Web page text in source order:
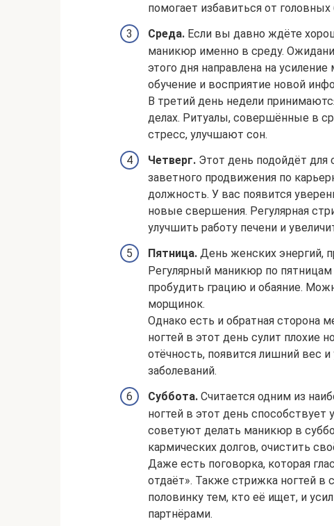
помогает избавиться от
Среда. Если вы давно ждёте
маникюр именно в среду.
этого дня направлена на
обучение и восприятие новой
В третий день недели
делах. Ритуалы, совершённые в
стресс, улучшают сон.
Четверг. Этот день подойдёт для
заветного продвижения по
должность. У вас появится
новые свершения. Регулярная
улучшить работу печени и
Пятница. День женских энергий,
Регулярный маникюр по
пробудить грацию и обаяние.
морщинок.
Однако есть и обратная сторона
ногтей в этот день сулит плохие
отёчность, появится лишний вес
заболеваний.
Суббота. Считается одним из
ногтей в этот день
советуют делать маникюр в
кармических долгов, очистить
Даже есть поговорка, которая
отдаёт». Также стрижка ногтей
половинку тем, кто её ищет, и
партнёрами.